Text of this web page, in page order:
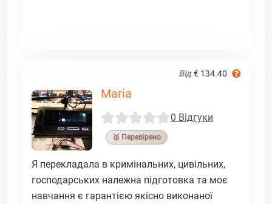
Від € 134.40
Maria
0 Відгуки
🥉 Перевірено
Я перекладала в кримінальних, цивільних,
господарських належна підготовка та моє
навчання є гарантією якісно виконаної